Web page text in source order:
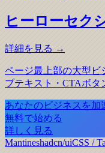
ヒーローセク
詳細を見る →
ページ最上部の大型ビ
ブテキスト・CTAボタ
あなたのビジネスを加
無料で始める
詳しく見る
Mantineshadcn/uiCSS /